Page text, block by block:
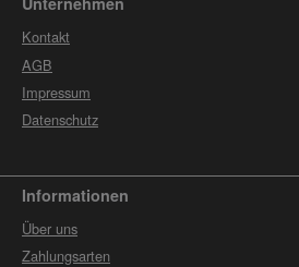
Kontakt
AGB
Impressum
Datenschutz
Informationen
Über uns
Zahlungsarten